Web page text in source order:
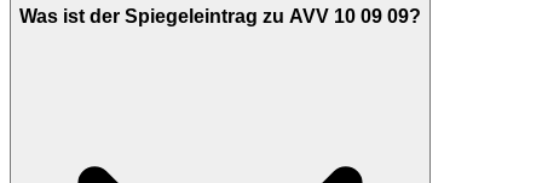
Was ist der Spiegeleintrag zu AVV 10 09 09?